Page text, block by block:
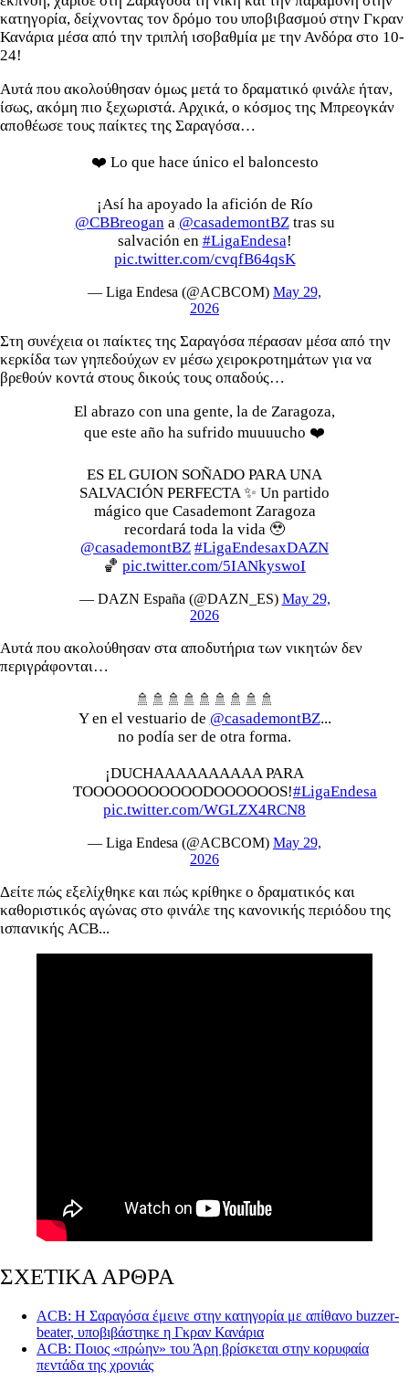
κατηγορία, δείχνοντας τον δρόμο του υποβιβασμού στην Γκραν
Κανάρια μέσα από την τριπλή ισοβαθμία με την Ανδόρα στο 10-
24!
Αυτά που ακολούθησαν όμως μετά το δραματικό φινάλε ήταν,
ίσως, ακόμη πιο ξεχωριστά. Αρχικά, ο κόσμος της Μπρεογκάν
αποθέωσε τους παίκτες της Σαραγόσα…
❤️ Lo que hace único el baloncesto
¡Así ha apoyado la afición de Río
@CBBreogana @casademontBZtras su
salvación en #LigaEndesa!
pic.twitter.com/cvqfB64qsK
— Liga Endesa (@ACBCOM) May 29,
2026
Στη συνέχεια οι παίκτες της Σαραγόσα πέρασαν μέσα από την
κερκίδα των γηπεδούχων εν μέσω χειροκροτημάτων για να
βρεθούν κοντά στους δικούς τους οπαδούς…
El abrazo con una gente, la de Zaragoza,
que este año ha sufrido muuuucho ❤️
ES EL GUION SOÑADO PARA UNA
SALVACIÓN PERFECTA ✨ Un partido
mágico que Casademont Zaragoza
recordará toda la vida 🥹
@casademontBZ #LigaEndesaxDAZN
🏀 pic.twitter.com/5IANkyswoI
— DAZN España (@DAZN_ES) May 29,
2026
Αυτά που ακολούθησαν στα αποδυτήρια των νικητών δεν
περιγράφονται…
🚿🚿🚿🚿🚿🚿🚿🚿🚿
Y en el vestuario de @casademontBZ...
no podía ser de otra forma.
¡DUCHAAAAAAAAAA PARA
TOOOOOOOOOOODOOOOOOS!#LigaEndesa
pic.twitter.com/WGLZX4RCN8
— Liga Endesa (@ACBCOM) May 29,
2026
Δείτε πώς εξελίχθηκε και πώς κρίθηκε ο δραματικός και
καθοριστικός αγώνας στο φινάλε της κανονικής περιόδου της
ισπανικής ACB...
ΣΧΕΤΙΚΑ ΑΡΘΡΑ
ACB: Η Σαραγόσα έμεινε στην κατηγορία με απίθανο buzzer-
beater, υποβιβάστηκε η Γκραν Κανάρια
ACB: Ποιος «πρώην» του Άρη βρίσκεται στην κορυφαία
πεντάδα της χρονιάς